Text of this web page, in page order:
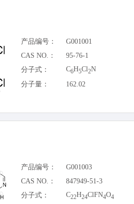
产品编号：
G001001
CAS NO.：
95-76-1
分子式：
C6H5Cl2N
分子量：
162.02
产品编号：
G001003
CAS NO.：
847949-51-3
分子式：
C22H24ClFN4O4